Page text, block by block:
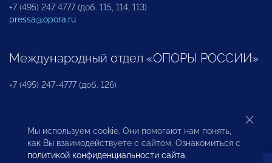
+7 (495) 247 4777 (доб. 115, 114, 113)
pressa@opora.ru
Международный отдел «ОПОРЫ РОССИИ»
+7 (495) 247-4777 (доб. 126)
Бюро по защите прав предпринимателей и
инвесторов
Мы используем cookie. Они помогают нам понять,
как Вы взаимодействуете с сайтом. Ознакомиться с
политикой конфиденциальности сайта.